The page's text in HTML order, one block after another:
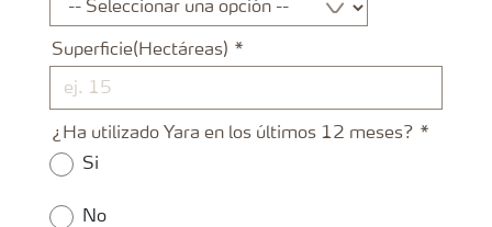
Superficie(Hectáreas)
¿Ha utilizado Yara en los últimos 12 meses?
Si
No